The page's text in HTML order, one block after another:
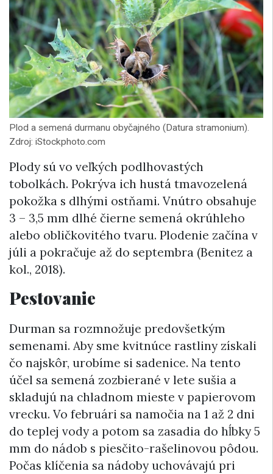
Plod a semená durmanu obyčajného (Datura stramonium).
Zdroj: iStockphoto.com
Plody sú vo veľkých podlhovastých
tobolkách. Pokrýva ich hustá tmavozelená
pokožka s dlhými ostňami. Vnútro obsahuje
3 – 3,5 mm dlhé čierne semená okrúhleho
alebo obličkovitého tvaru. Plodenie začína v
júli a pokračuje až do septembra (Benitez a
kol., 2018).
Pestovanie
Durman sa rozmnožuje predovšetkým
semenami. Aby sme kvitnúce rastliny získali
čo najskôr, urobíme si sadenice. Na tento
účel sa semená zozbierané v lete sušia a
skladujú na chladnom mieste v papierovom
vrecku. Vo februári sa namočia na 1 až 2 dni
do teplej vody a potom sa zasadia do hĺbky 5
mm do nádob s piesčito-rašelinovou pôdou.
Počas klíčenia sa nádoby uchovávajú pri